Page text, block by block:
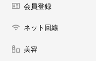
会員登録
ネット回線
美容